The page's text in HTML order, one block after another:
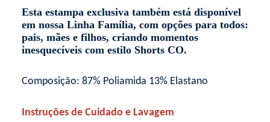
Esta estampa exclusiva também está disponível
em nossa LinhaFamília, com opções para todos:
pais, mães e filhos, criando momentos
inesquecíveis com estiloShorts CO.
Composição: 87% Poliamida 13% Elastano
Instruções de Cuidado e Lavagem